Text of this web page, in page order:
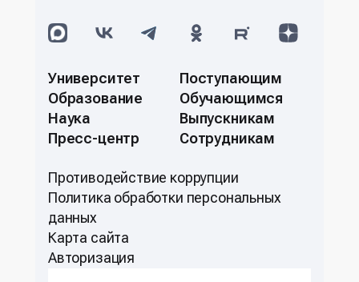
Университет
Образование
Наука
Пресс-центр
Поступающим
Обучающимся
Выпускникам
Сотрудникам
Противодействие коррупции
Политикa обработки персональных
данных
Карта сайта
Авторизация